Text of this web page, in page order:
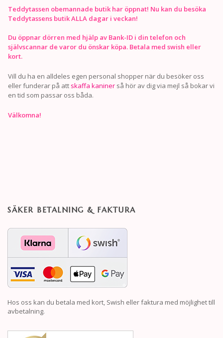
Teddytassen obemannade butik har öppnat! Nu kan du besöka
Teddytassens butik ALLA dagar i veckan!
Du öppnar dörren med hjälp av Bank-ID i din telefon och
självscannar de varor du önskar köpa. Betala med swish eller
kort.
Vill du ha en alldeles egen personal shopper när du besöker oss
eller funderar på att skaffa kaniner så hör av dig via mejl så bokar vi
en tid som passar oss båda.
Välkomna!
SÄKER BETALNING & FAKTURA
Hos oss kan du betala med kort, Swish eller faktura med möjlighet till
avbetalning.